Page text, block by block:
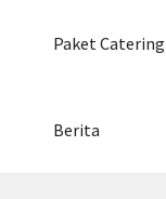
Paket Catering
Berita